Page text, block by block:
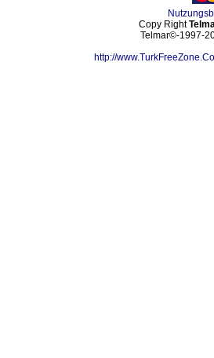
Copy Right
Telmar©-1997-
http://